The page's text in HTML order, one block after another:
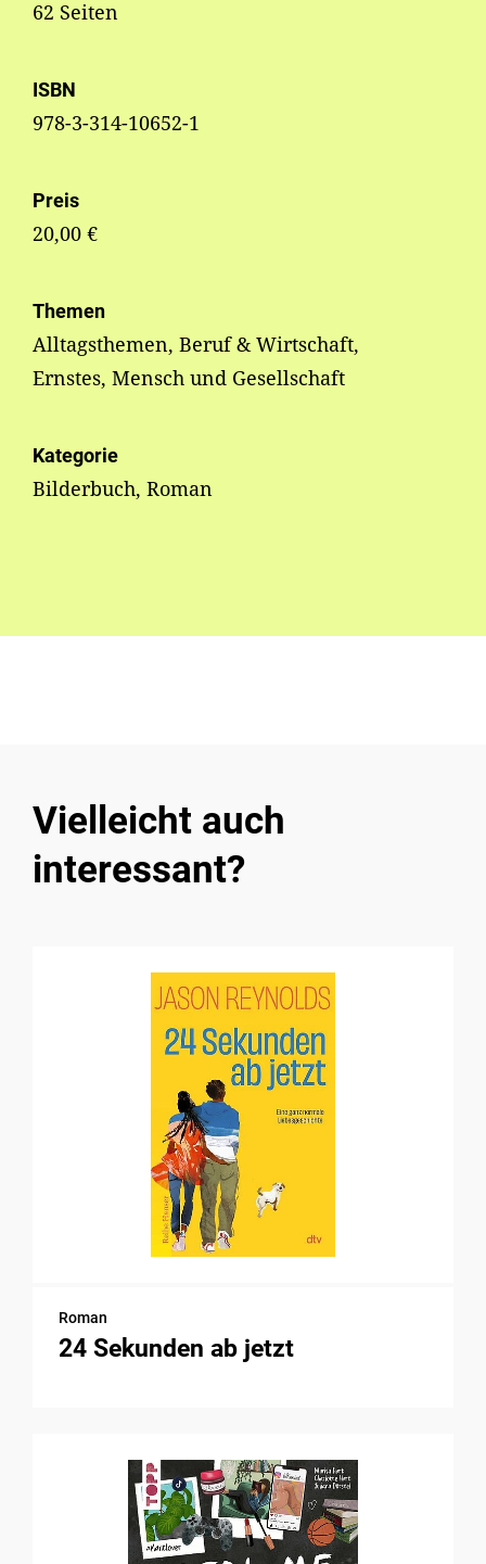
62 Seiten
ISBN
978-3-314-10652-1
Preis
20,00 €
Themen
Alltagsthemen, Beruf & Wirtschaft,
Ernstes, Mensch und Gesellschaft
Kategorie
Bilderbuch, Roman
Vielleicht auch
interessant?
Roman
24 Sekunden ab jetzt